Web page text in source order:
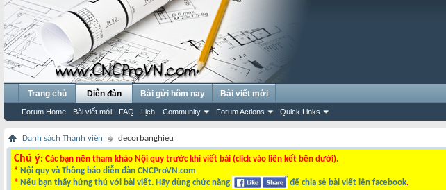
Trang chủ Diễn đàn
Forum Home Bài viết mới FAQ Lịch Community Forum Actions Quick Links
Bài gửi hôm nay Bài viết mới
Danh sách Thành viên decorbanghieu
Chú ý: Các bạn nên tham khảo Nội quy trước khi viết bài (click vào liên kết bên dưới).
* Nội quy và Thông báo diễn đàn CNCProVN.com
* Nếu bạn thấy hứng thú với bài viết. Hãy dùng chức năng để chia sẻ bài viết lên facebook.